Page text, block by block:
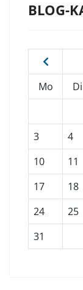
BLOG-
Mo
Di
3
4
10
11
17
18
24
25
31